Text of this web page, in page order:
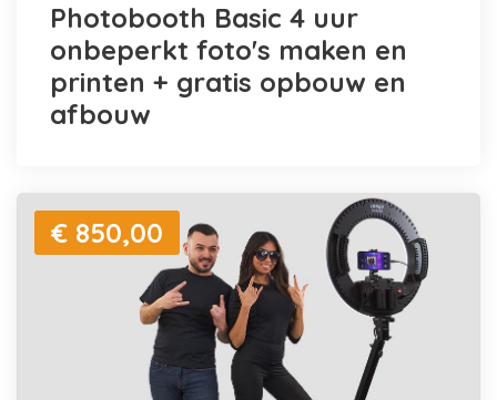
Photobooth Basic 4 uur
onbeperkt foto's maken en
printen + gratis opbouw en
afbouw
€ 850,00